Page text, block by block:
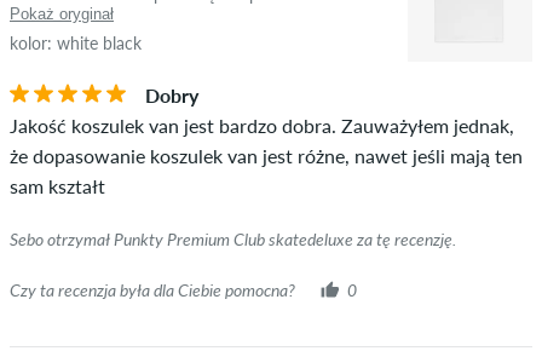
Pokaż oryginał
kolor: white black
Dobry
Jakość koszulek van jest bardzo dobra. Zauważyłem jednak,
że dopasowanie koszulek van jest różne, nawet jeśli mają ten
sam kształt
Sebo otrzymał Punkty Premium Club skatedeluxe za tę recenzję.
Czy ta recenzja była dla Ciebie pomocna? 0